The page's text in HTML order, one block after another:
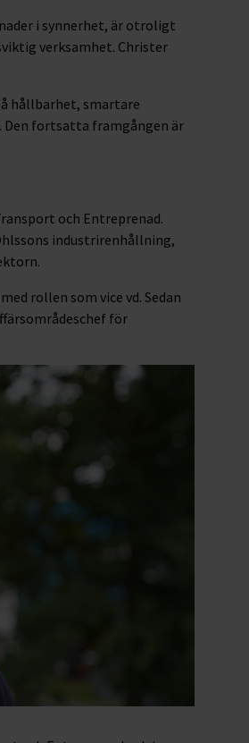
i synnerhet, är otroligt
verksamhet. Christer
hållbarhet, smartare
Den fortsatta framgången är
och Entreprenad.
industrirenhållning,
rollen som vice vd. Sedan
för